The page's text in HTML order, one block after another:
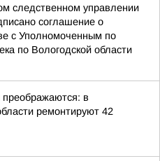
следственном управлении
соглашение о
с Уполномоченным по
по Вологодской области
в
ремонтируют 42